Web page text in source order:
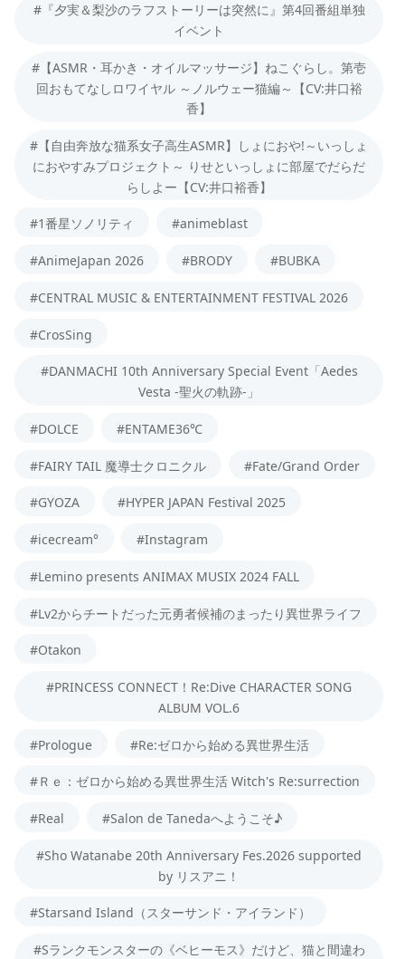
#『夕実＆梨沙のラフストーリーは突然に』第4回番組単独
イベント
#【ASMR・耳かき・オイルマッサージ】ねこぐらし。第壱
回おもてなしロワイヤル ～ノルウェー猫編～【CV:井口裕
香】
#【自由奔放な猫系女子高生ASMR】しょにおや!～いっしょ
におやすみプロジェクト～ りせといっしょに部屋でだらだ
らしよー【CV:井口裕香】
#1番星ソノリティ #animeblast
#AnimeJapan 2026 #BRODY #BUBKA
#CENTRAL MUSIC & ENTERTAINMENT FESTIVAL 2026
#CrosSing
#DANMACHI 10th Anniversary Special Event「Aedes
Vesta -聖火の軌跡-」
#DOLCE #ENTAME36℃
#FAIRY TAIL 魔導士クロニクル #Fate/Grand Order
#GYOZA #HYPER JAPAN Festival 2025
#icecream° #Instagram
#Lemino presents ANIMAX MUSIX 2024 FALL
#Lv2からチートだった元勇者候補のまったり異世界ライフ
#Otakon
#PRINCESS CONNECT！Re:Dive CHARACTER SONG
ALBUM VOL.6
#Prologue #Re:ゼロから始める異世界生活
#Ｒｅ：ゼロから始める異世界生活 Witch's Re:surrection
#Real #Salon de Tanedaへようこそ♪
#Sho Watanabe 20th Anniversary Fes.2026 supported
by リスアニ！
#Starsand Island（スターサンド・アイランド）
#Sランクモンスターの《ベヒーモス》だけど、猫と間違わ